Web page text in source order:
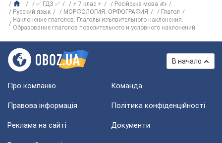
✅ ГДЗ ✅ ⚡ 7 клас ⚡
Російська мова ✍
Русский язык
МОРФОЛОГИЯ. ОРФОГРАФИЯ
Глагол
Наклонение глаголов. Глаголы изъявительного наклонения.
Образование глаголов повелительного и условного наклонений
В начало
Про компанію Команда
Правова інформація Політика конфіденційності
Реклама на сайті Документи